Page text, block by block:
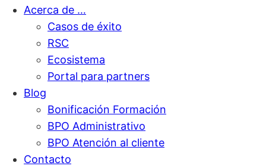
Acerca de …
Casos de éxito
RSC
Ecosistema
Portal para partners
Blog
Bonificación Formación
BPO Administrativo
BPO Atención al cliente
Contacto